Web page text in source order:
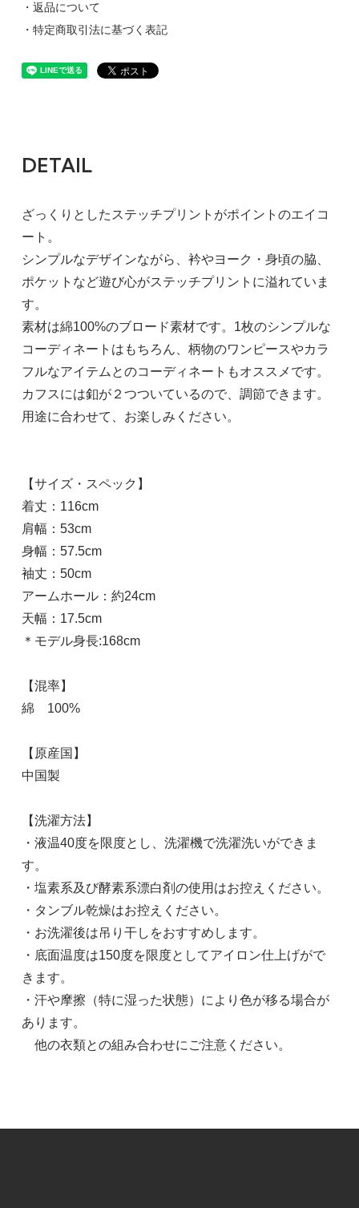
・返品について
・特定商取引法に基づく表記
DETAIL
ざっくりとしたステッチプリントがポイントのエイコ
ート。
シンプルなデザインながら、衿やヨーク・身頃の脇、
ポケットなど遊び心がステッチプリントに溢れていま
す。
素材は綿100%のブロード素材です。1枚のシンプルな
コーディネートはもちろん、柄物のワンピースやカラ
フルなアイテムとのコーディネートもオススメです。
カフスには釦が２つついているので、調節できます。
用途に合わせて、お楽しみください。
【サイズ・スペック】
着丈：116cm
肩幅：53cm
身幅：57.5cm
袖丈：50cm
アームホール：約24cm
天幅：17.5cm
＊モデル身長:168cm
【混率】
綿 100%
【原産国】
中国製
【洗濯方法】
・液温40度を限度とし、洗濯機で洗濯洗いができま
す。
・塩素系及び酵素系漂白剤の使用はお控えください。
・タンブル乾燥はお控えください。
・お洗濯後は吊り干しをおすすめします。
・底面温度は150度を限度としてアイロン仕上げがで
きます。
・汗や摩擦（特に湿った状態）により色が移る場合が
あります。
他の衣類との組み合わせにご注意ください。